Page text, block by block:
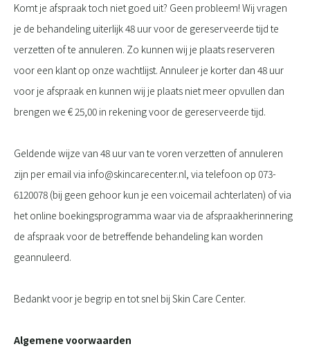
Komt je afspraak toch niet goed uit? Geen probleem! Wij vragen
je de behandeling uiterlijk 48 uur voor de gereserveerde tijd te
verzetten of te annuleren. Zo kunnen wij je plaats reserveren
voor een klant op onze wachtlijst. Annuleer je korter dan 48 uur
voor je afspraak en kunnen wij je plaats niet meer opvullen dan
brengen we € 25,00 in rekening voor de gereserveerde tijd.
Geldende wijze van 48 uur van te voren verzetten of annuleren
zijn per email via info@skincarecenter.nl, via telefoon op 073-
6120078 (bij geen gehoor kun je een voicemail achterlaten) of via
het online boekingsprogramma waar via de afspraakherinnering
de afspraak voor de betreffende behandeling kan worden
geannuleerd.
Bedankt voor je begrip en tot snel bij Skin Care Center.
Algemene voorwaarden